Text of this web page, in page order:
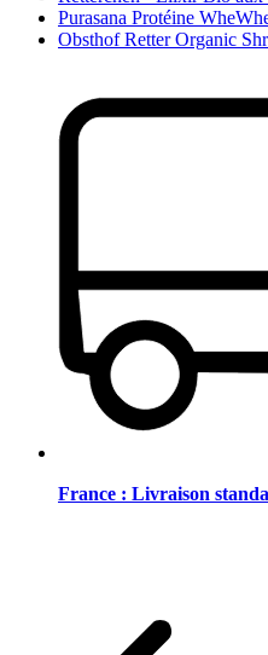
Purasana Protéine
Obsthof Retter Organic
France : Livraison